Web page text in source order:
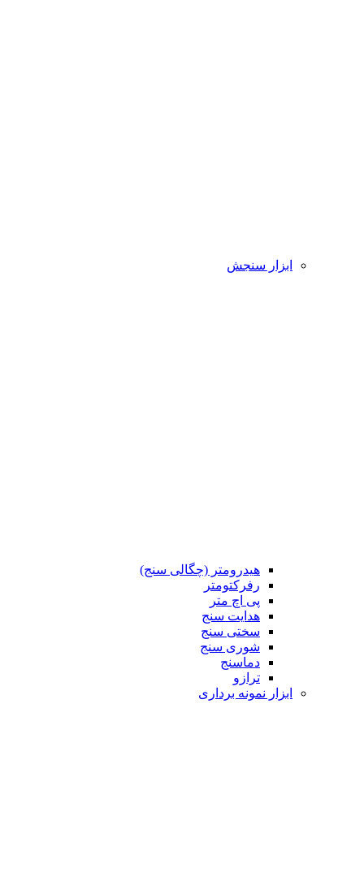
ابزار سنجش
هیدرومتر (چگالی سنج)
رفرکتومتر
پی اچ متر
هدایت سنج
سختی سنج
شوری سنج
دماسنج
ترازو
ابزار نمونه برداری